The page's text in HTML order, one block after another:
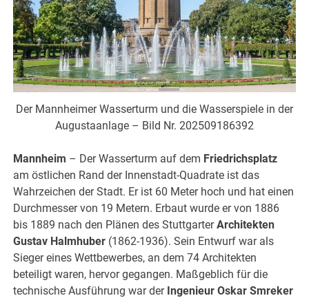
Der Mannheimer Wasserturm und die Wasserspiele in der
Augustaanlage – Bild Nr. 202509186392
Mannheim – Der Wasserturm auf dem Friedrichsplatz
am östlichen Rand der Innenstadt-Quadrate ist das
Wahrzeichen der Stadt. Er ist 60 Meter hoch und hat einen
Durchmesser von 19 Metern. Erbaut wurde er von 1886
bis 1889 nach den Plänen des StuttgarterArchitekten
Gustav Halmhuber (1862-1936). Sein Entwurf war als
Sieger eines Wettbewerbes, an dem 74 Architekten
beteiligt waren, hervor gegangen. Maßgeblich für die
technische Ausführung war derIngenieur Oskar Smreker